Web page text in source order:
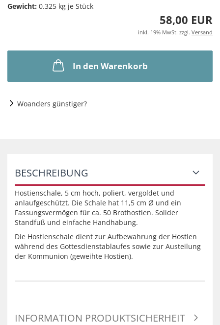
Gewicht: 0.325 kg je Stück
58,00 EUR
inkl. 19% MwSt. zzgl. Versand
In den Warenkorb
Woanders günstiger?
BESCHREIBUNG
Hostienschale, 5 cm hoch, poliert, vergoldet und
anlaufgeschützt. Die Schale hat 11,5 cm Ø und ein
Fassungsvermögen für ca. 50 Brothostien. Solider
Standfuß und einfache Handhabung.
Die Hostienschale dient zur Aufbewahrung der Hostien
während des Gottesdienstablaufes sowie zur Austeilung
der Kommunion (geweihte Hostien).
INFORMATION PRODUKTSICHERHEIT